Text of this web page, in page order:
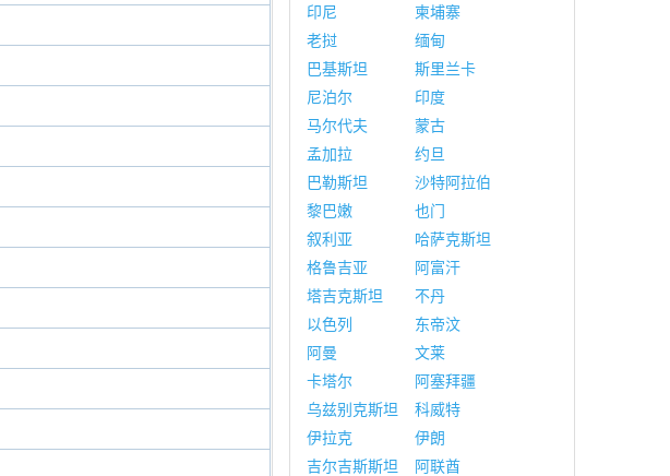
印尼
柬埔寨
老挝
缅甸
巴基斯坦
斯里兰卡
尼泊尔
印度
马尔代夫
蒙古
孟加拉
约旦
巴勒斯坦
沙特阿拉伯
黎巴嫩
也门
叙利亚
哈萨克斯坦
格鲁吉亚
阿富汗
塔吉克斯坦
不丹
以色列
东帝汶
阿曼
文莱
卡塔尔
阿塞拜疆
乌兹别克斯坦
科威特
伊拉克
伊朗
吉尔吉斯斯坦
阿联酋